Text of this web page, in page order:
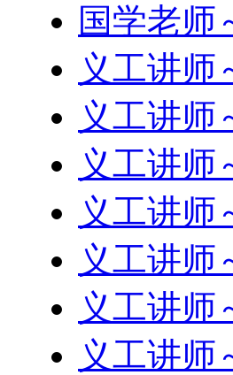
国学老师
义工讲师
义工讲师
义工讲师
义工讲师
义工讲师
义工讲师
义工讲师